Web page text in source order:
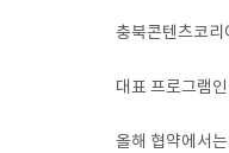
충북콘텐츠코리
대표 프로그램
올해 협약에서